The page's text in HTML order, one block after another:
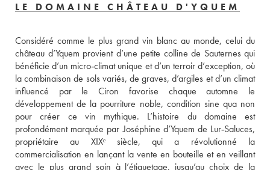
LE DOMAINE CHÂTEAU D'YQUEM
Considéré comme le plus grand vin blanc au monde, celui du
château d’Yquem provient d’une petite colline de Sauternes qui
bénéficie d’un micro‑climat unique et d’un terroir d’exception, où
la combinaison de sols variés, de graves, d’argiles et d’un climat
influencé par le Ciron favorise chaque automne le
développement de la pourriture noble, condition sine qua non
pour créer ce vin mythique. L’histoire du domaine est
profondément marquée par Joséphine d’Yquem de Lur‑Saluces,
propriétaire au XIXᵉ siècle, qui a révolutionné la
commercialisation en lançant la vente en bouteille et en veillant
avec le plus grand soin à l’étiquetage, jusqu’au choix de la